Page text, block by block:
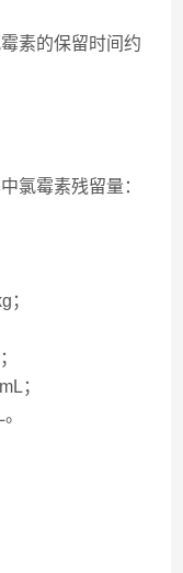
素的保留时间约
氯霉素残留量：
；
；